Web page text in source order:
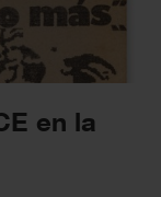
en la